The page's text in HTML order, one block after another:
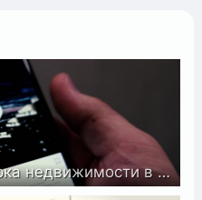
Рождественская ярмарка недвижимости в Тюмени | 5 января 2018